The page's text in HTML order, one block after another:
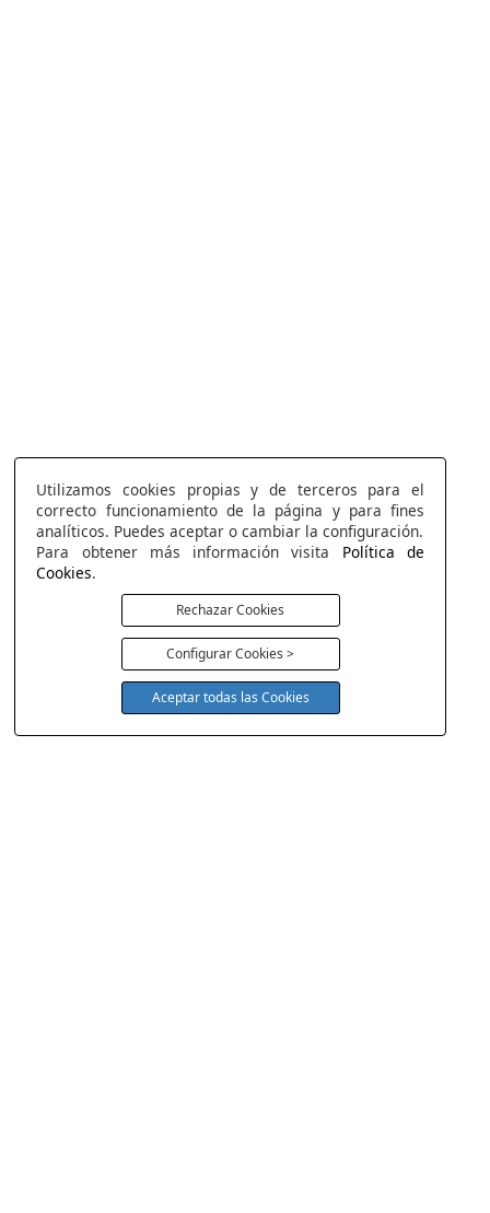
Utilizamos cookies propias y de terceros para el
correcto funcionamiento de la página y para fines
analíticos. Puedes aceptar o cambiar la configuración.
Para obtener más información visita Política de
Cookies.
Rechazar Cookies
Configurar Cookies >
Aceptar todas las Cookies